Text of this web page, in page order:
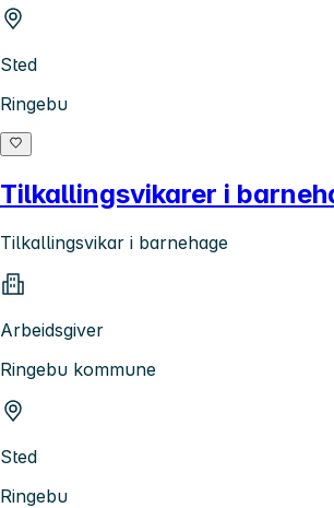
Sted
Ringebu
Tilkallingsvikarer i
Tilkallingsvikar i barnehage
Arbeidsgiver
Ringebu kommune
Sted
Ringebu